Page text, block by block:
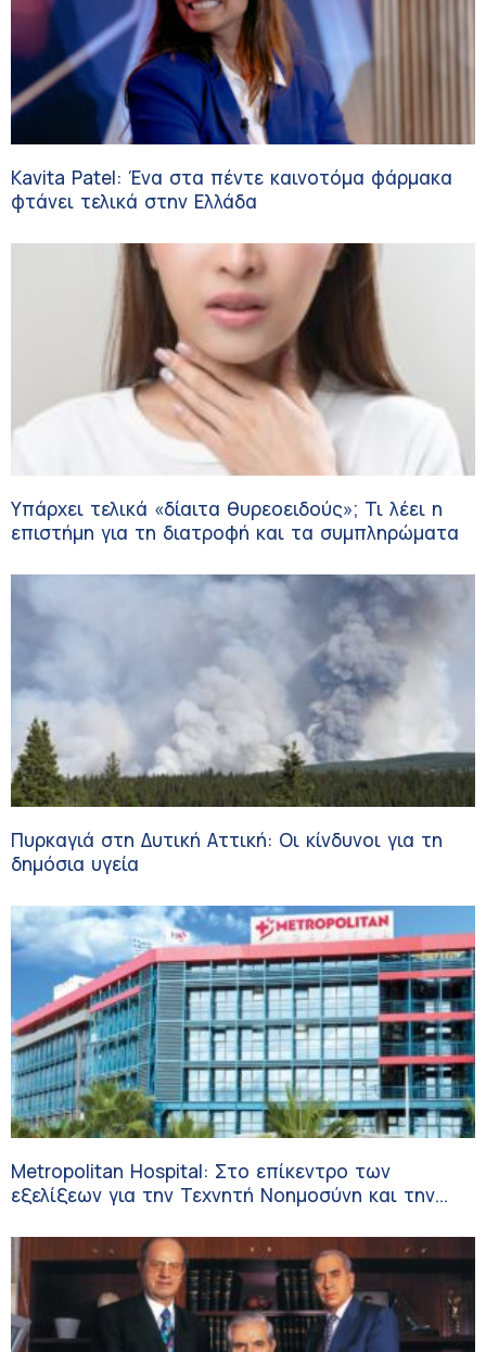
Kavita Patel: Ένα στα πέντε καινοτόμα φάρμακα
φτάνει τελικά στην Ελλάδα
Υπάρχει τελικά «δίαιτα θυρεοειδούς»; Τι λέει η
επιστήμη για τη διατροφή και τα συμπληρώματα
Πυρκαγιά στη Δυτική Αττική: Οι κίνδυνοι για τη
δημόσια υγεία
Metropolitan Hospital: Στο επίκεντρο των
εξελίξεων για την Τεχνητή Νοημοσύνη και την